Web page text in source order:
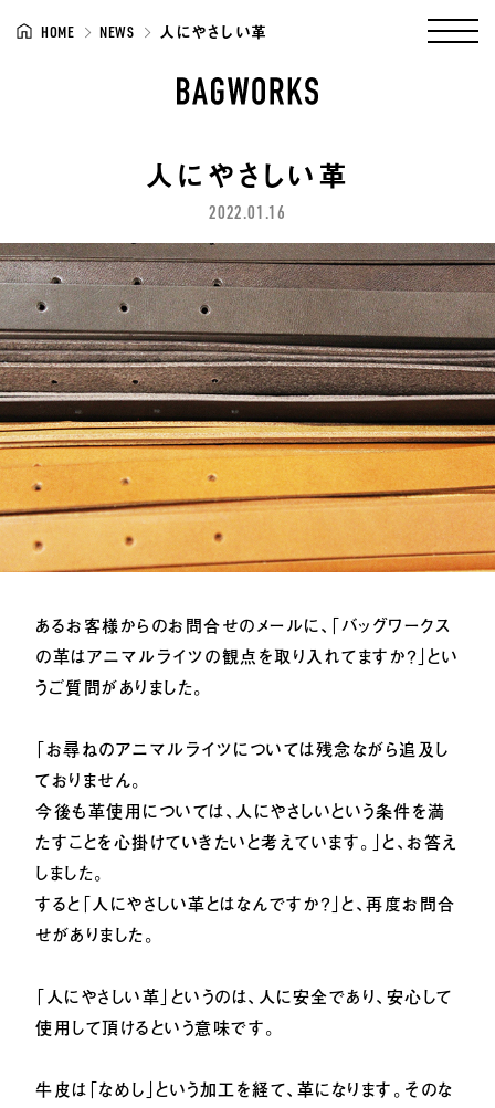
CONTACT US
HOME NEWS 人にやさしい革
人にやさしい革
2022.01.16
あるお客様からのお問合せのメールに、「バッグワークス
の革はアニマルライツの観点を取り入れてますか？」とい
うご質問がありました。
「お尋ねのアニマルライツについては残念ながら追及し
ておりません。
今後も革使用については、人にやさしいという条件を満
たすことを心掛けていきたいと考えています。」と、お答え
しました。
すると「人にやさしい革とはなんですか？」と、再度お問合
せがありました。
「人にやさしい革」というのは、人に安全であり、安心して
使用して頂けるという意味です。
牛皮は「なめし」という加工を経て、革になります。そのな